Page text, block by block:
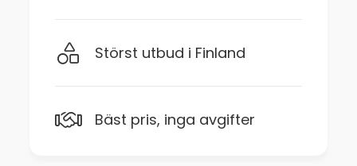
Störst utbud i Finland
Bäst pris, inga avgifter